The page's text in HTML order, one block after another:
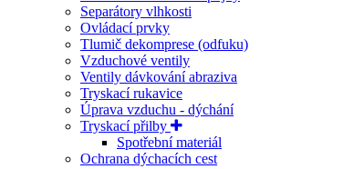
Separátory vlhkosti
Ovládací prvky
Tlumič dekomprese (odfuku)
Vzduchové ventily
Ventily dávkování abraziva
Tryskací rukavice
Úprava vzduchu - dýchání
Tryskací přilby
Spotřební materiál
Ochrana dýchacích cest